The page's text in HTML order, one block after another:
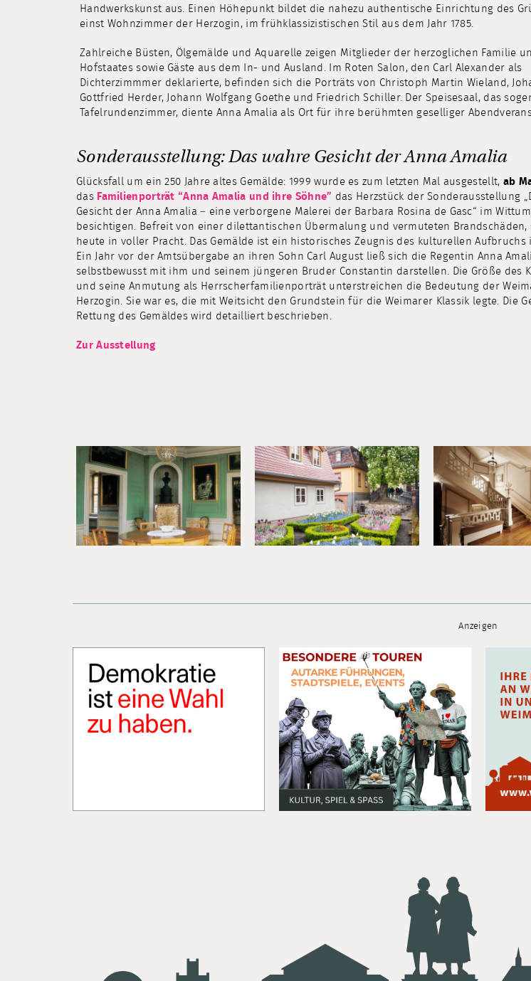
Handwerkskunst aus. Einen Höhepunkt bildet die nahezu authentische Einrichtung des
einst Wohnzimmer der Herzogin, im frühklassizistischen Stil aus dem Jahr 1785.
Zahlreiche Büsten, Ölgemälde und Aquarelle zeigen Mitglieder der herzoglichen Familie
Hofstaates sowie Gäste aus dem In- und Ausland. Im Roten Salon, den Carl Alexander als
Dichterzimmmer deklarierte, befinden sich die Porträts von Christoph Martin Wieland,
Gottfried Herder, Johann Wolfgang Goethe und Friedrich Schiller. Der Speisesaal, das
Tafelrundenzimmer, diente Anna Amalia als Ort für ihre berühmten geselliger
Sonderausstellung: Das wahre Gesicht der Anna Amalia
Glücksfall um ein 250 Jahre altes Gemälde: 1999 wurde es zum letzten Mal ausgestellt, ab
das Familienporträt “Anna Amalia und ihre Söhne” das Herzstück der Sonderausstellung
Gesicht der Anna Amalia – eine verborgene Malerei der Barbara Rosina de Gasc“ im
besichtigen. Befreit von einer dilettantischen Übermalung und vermuteten Brandschäden,
heute in voller Pracht. Das Gemälde ist ein historisches Zeugnis des kulturellen Aufbruchs
Ein Jahr vor der Amtsübergabe an ihren Sohn Carl August ließ sich die Regentin Anna
selbstbewusst mit ihm und seinem jüngeren Bruder Constantin darstellen. Die Größe des
und seine Anmutung als Herrscherfamilienporträt unterstreichen die Bedeutung der
Herzogin. Sie war es, die mit Weitsicht den Grundstein für die Weimarer Klassik legte. Die
Rettung des Gemäldes wird detailliert beschrieben.
Zur Ausstellung
Anzeigen